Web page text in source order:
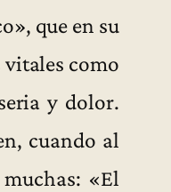
que en su
vitales como
y dolor.
cuando al
«El